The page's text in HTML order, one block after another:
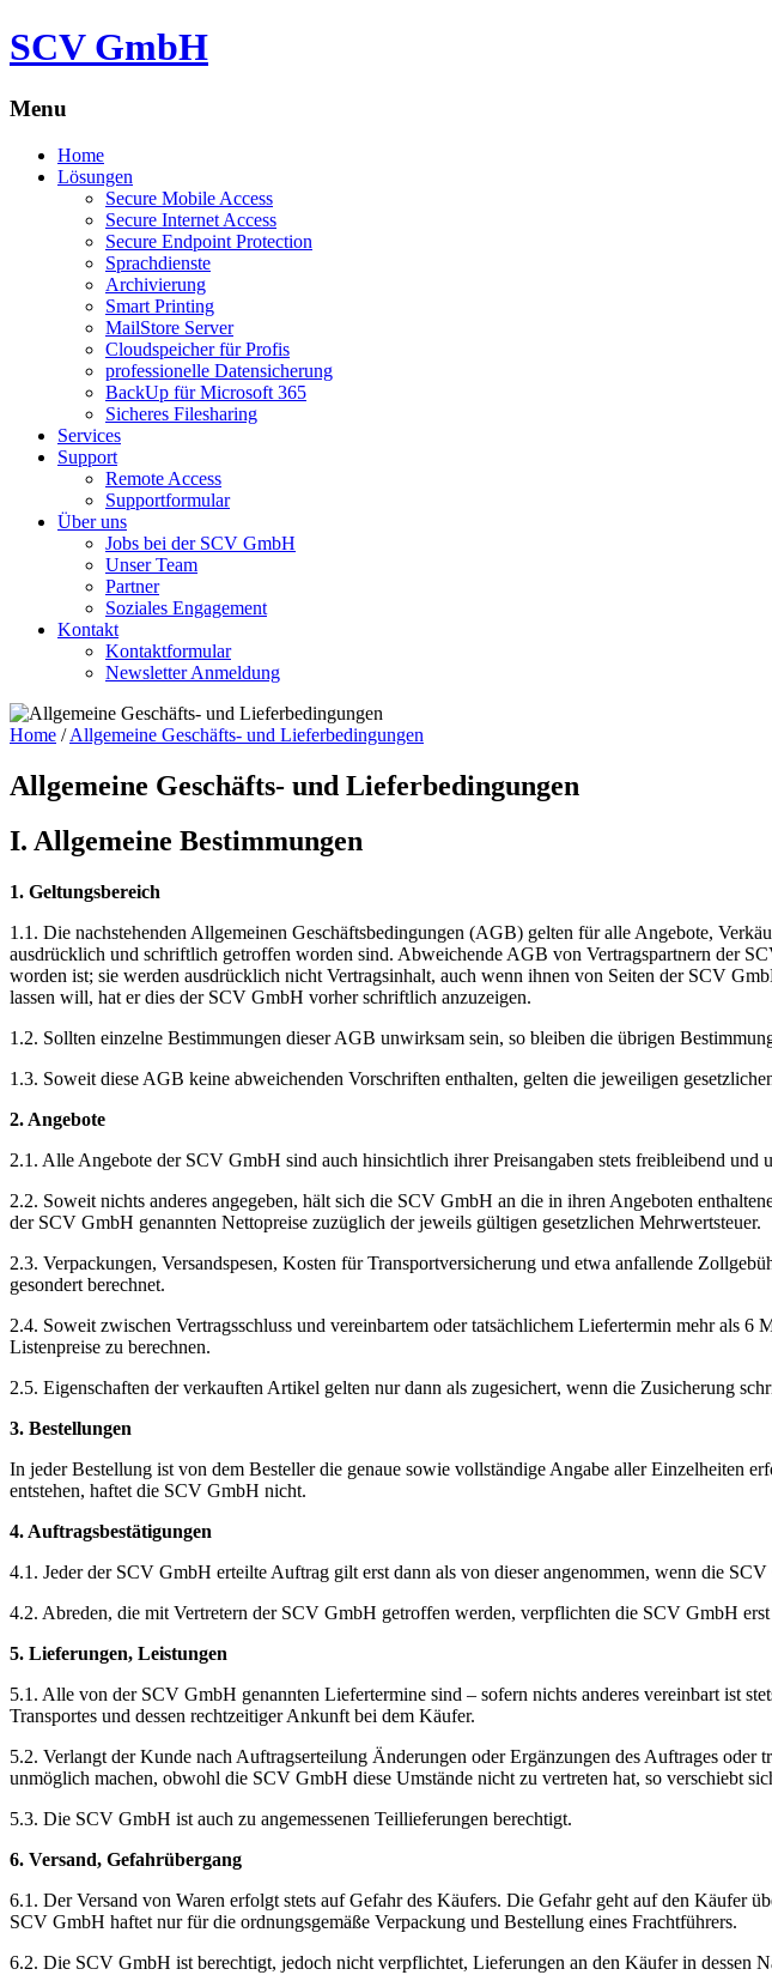
SCV GmbH
Menu
Skip
Home
Lösungen
Secure Mobile Access
Secure Internet Access
Secure Endpoint Protection
Sprachdienste
Archivierung
Smart Printing
MailStore Server
Cloudspeicher für Profis
professionelle Datensicherung
BackUp für Microsoft 365
Sicheres Filesharing
Services
Support
Remote Access
Supportformular
Über uns
Jobs bei der SCV GmbH
Unser Team
Partner
Soziales Engagement
Kontakt
Kontaktformular
Newsletter Anmeldung
Home / Allgemeine Geschäfts- und Lieferbedingungen
Allgemeine Geschäfts- und Lieferbedingungen
I. Allgemeine Bestimmungen
1. Geltungsbereich
1.1. Die nachstehenden Allgemeinen Geschäftsbedingungen (AGB) gelten für alle Angebote,
ausdrücklich und schriftlich getroffen worden sind. Abweichende AGB von Vertragspartnern der
worden ist; sie werden ausdrücklich nicht Vertragsinhalt, auch wenn ihnen von Seiten der SCV
lassen will, hat er dies der SCV GmbH vorher schriftlich anzuzeigen.
1.2. Sollten einzelne Bestimmungen dieser AGB unwirksam sein, so bleiben die übrigen
1.3. Soweit diese AGB keine abweichenden Vorschriften enthalten, gelten die jeweiligen
2. Angebote
2.1. Alle Angebote der SCV GmbH sind auch hinsichtlich ihrer Preisangaben stets freibleibend
2.2. Soweit nichts anderes angegeben, hält sich die SCV GmbH an die in ihren Angeboten
der SCV GmbH genannten Nettopreise zuzüglich der jeweils gültigen gesetzlichen Mehrwertsteuer.
2.3. Verpackungen, Versandspesen, Kosten für Transportversicherung und etwa anfallende
gesondert berechnet.
2.4. Soweit zwischen Vertragsschluss und vereinbartem oder tatsächlichem Liefertermin mehr als
Listenpreise zu berechnen.
2.5. Eigenschaften der verkauften Artikel gelten nur dann als zugesichert, wenn die Zusicherung
3. Bestellungen
In jeder Bestellung ist von dem Besteller die genaue sowie vollständige Angabe aller Einzelheiten
entstehen, haftet die SCV GmbH nicht.
4. Auftragsbestätigungen
4.1. Jeder der SCV GmbH erteilte Auftrag gilt erst dann als von dieser angenommen, wenn die
4.2. Abreden, die mit Vertretern der SCV GmbH getroffen werden, verpflichten die SCV GmbH
5. Lieferungen, Leistungen
5.1. Alle von der SCV GmbH genannten Liefertermine sind – sofern nichts anderes vereinbart ist
Transportes und dessen rechtzeitiger Ankunft bei dem Käufer.
5.2. Verlangt der Kunde nach Auftragserteilung Änderungen oder Ergänzungen des Auftrages
unmöglich machen, obwohl die SCV GmbH diese Umstände nicht zu vertreten hat, so verschiebt
5.3. Die SCV GmbH ist auch zu angemessenen Teillieferungen berechtigt.
6. Versand, Gefahrübergang
6.1. Der Versand von Waren erfolgt stets auf Gefahr des Käufers. Die Gefahr geht auf den Käufer
SCV GmbH haftet nur für die ordnungsgemäße Verpackung und Bestellung eines Frachtführers.
6.2. Die SCV GmbH ist berechtigt, jedoch nicht verpflichtet, Lieferungen an den Käufer in dessen